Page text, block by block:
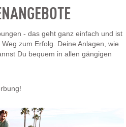
- das geht ganz einfach und ist
zum Erfolg. Deine Anlagen, wie
Du bequem in allen gängigen